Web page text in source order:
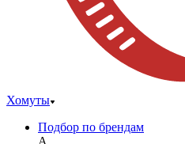
Хомуты
Подбор по брендам
A